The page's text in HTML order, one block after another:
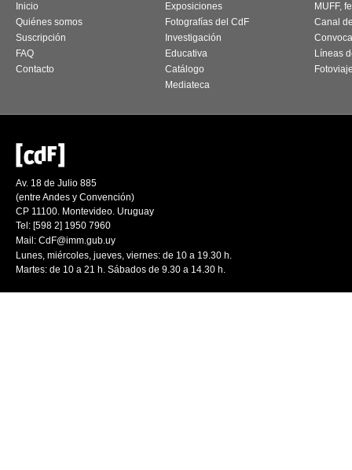
Inicio
Quiénes somos
Suscripción
FAQ
Contacto
Exposiciones
Fotografías del CdF
Investigación
Educativa
Catálogo
Mediateca
MUFF,
Canal
Líneas
Av. 18 de Julio 885
(entre Andes y Convención)
CP 11100. Montevideo. Uruguay
Tel: [598 2] 1950 7960
Mail: CdF@imm.gub.uy
Lunes, miércoles, jueves, viernes: de 10 a 19.30 h.
Martes: de 10 a 21 h. Sábados de 9.30 a 14.30 h.